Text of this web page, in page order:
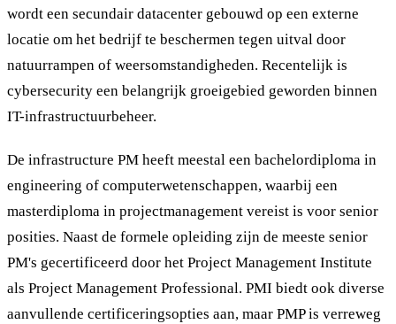
wordt een secundair datacenter gebouwd op een externe
locatie om het bedrijf te beschermen tegen uitval door
natuurrampen of weersomstandigheden. Recentelijk is
cybersecurity een belangrijk groeigebied geworden binnen
IT-infrastructuurbeheer.
De infrastructure PM heeft meestal een bachelordiploma in
engineering of computerwetenschappen, waarbij een
masterdiploma in projectmanagement vereist is voor senior
posities. Naast de formele opleiding zijn de meeste senior
PM's gecertificeerd door het Project Management Institute
als Project Management Professional. PMI biedt ook diverse
aanvullende certificeringsopties aan, maar PMP is verreweg